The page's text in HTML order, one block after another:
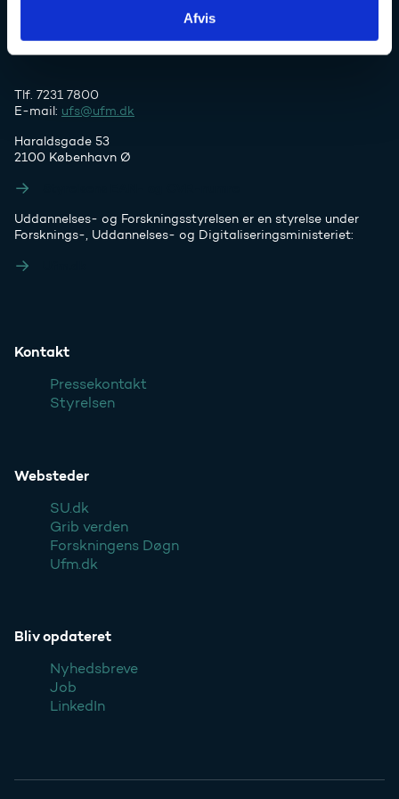
Afvis
Tlf. 7231 7800
E-mail: ufs@ufm.dk
Haraldsgade 53
2100 København Ø
Uddannelses- og Forskningsstyrelsen er en styrelse under
Forsknings-, Uddannelses- og Digitaliseringsministeriet:
Kontakt
Pressekontakt
Styrelsen
Websteder
SU.dk
Grib verden
Forskningens Døgn
Ufm.dk
Bliv opdateret
Nyhedsbreve
Job
LinkedIn